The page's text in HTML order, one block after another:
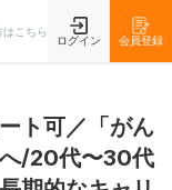
こちら
ログイン 会員登録
ト可／「がん
/20代〜30代